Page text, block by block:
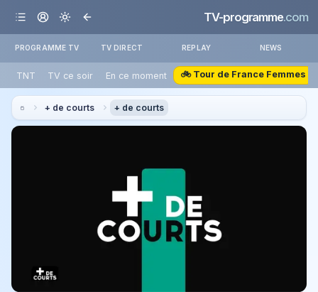
TV-programme.com
PROGRAMME TV TV DIRECT REPLAY NEWS
TNT TV ce soir En ce moment 🚲 Tour de France Femmes
+ de courts + de courts